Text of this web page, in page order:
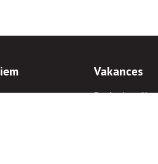
Vakances
Darba iespējas